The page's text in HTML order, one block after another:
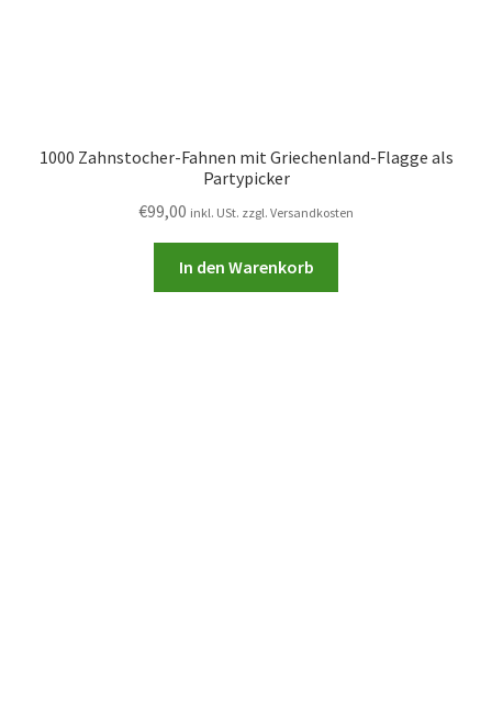
1000 Zahnstocher-Fahnen mit Griechenland-Flagge als
Partypicker
€99,00 inkl. USt. zzgl. Versandkosten
In den Warenkorb